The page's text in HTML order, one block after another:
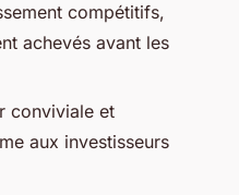
compétitifs,
achevés avant les
conviviale et
aux investisseurs